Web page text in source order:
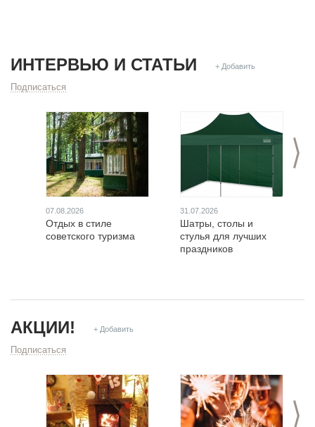
ИНТЕРВЬЮ И СТАТЬИ + Добавить
Подписаться
>
07.08.2026
Отдых в стиле
советского туризма
31.07.2026
Шатры, столы и
стулья для лучших
праздников
АКЦИИ! + Добавить
Подписаться
>